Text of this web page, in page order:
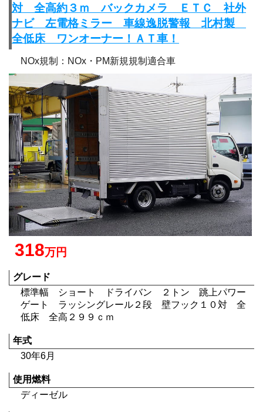
対 全高約３ｍ バックカメラ ＥＴＣ 社外
ナビ 左電格ミラー 車線逸脱警報 北村製
全低床 ワンオーナー！ＡＴ車！
NOx規制：NOx・PM新規規制適合車
318万円
グレード
標準幅 ショート ドライバン ２トン 跳上パワー
ゲート ラッシングレール２段 壁フック１０対 全
低床 全高２９９ｃｍ
年式
30年6月
使用燃料
ディーゼル